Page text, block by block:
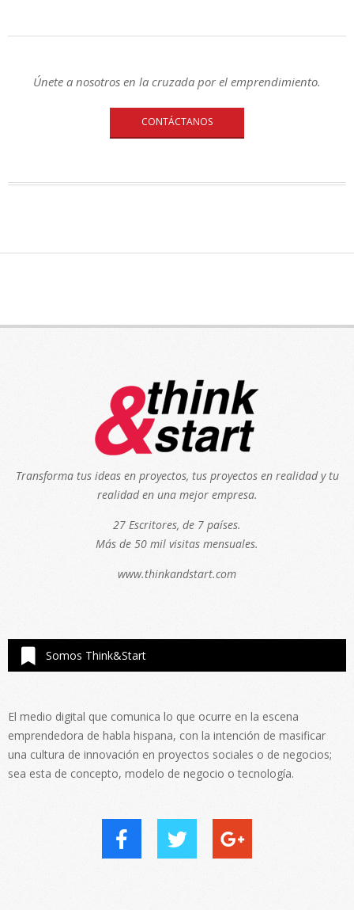
Únete a nosotros en la cruzada por el emprendimiento.
CONTÁCTANOS
Transforma tus ideas en proyectos, tus proyectos en realidad y tu
realidad en una mejor empresa.
27 Escritores, de 7 países.
Más de 50 mil visitas mensuales.
www.thinkandstart.com
Somos Think&Start
El medio digital que comunica lo que ocurre en la escena
emprendedora de habla hispana, con la intención de masificar
una cultura de innovación en proyectos sociales o de negocios;
sea esta de concepto, modelo de negocio o tecnología.